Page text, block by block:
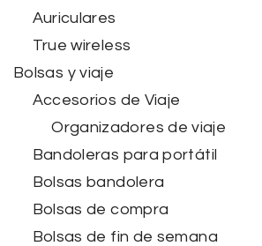
Auriculares
True wireless
Bolsas y viaje
Accesorios de Viaje
Organizadores de viaje
Bandoleras para portátil
Bolsas bandolera
Bolsas de compra
Bolsas de fin de semana